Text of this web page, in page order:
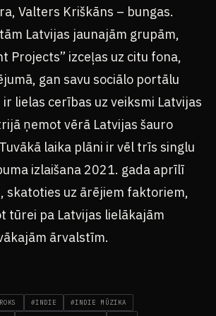
Valters Kriškāns – bungas.
Latvijas jaunajām grupām,
Projects” izceļas uz citu fona,
gan savu sociālo portālu
lielas cerības uz veiksmi Latvijas
ņemot vērā Latvijas šauro
laika plāni ir vēl trīs singlu
izlaišana 2021. gada aprīlī
skatoties uz ārējiem faktoriem,
tūrei pa Latvijas lielākajām
ārvalstīm.
#INDIE #INDIE MŪZIKA